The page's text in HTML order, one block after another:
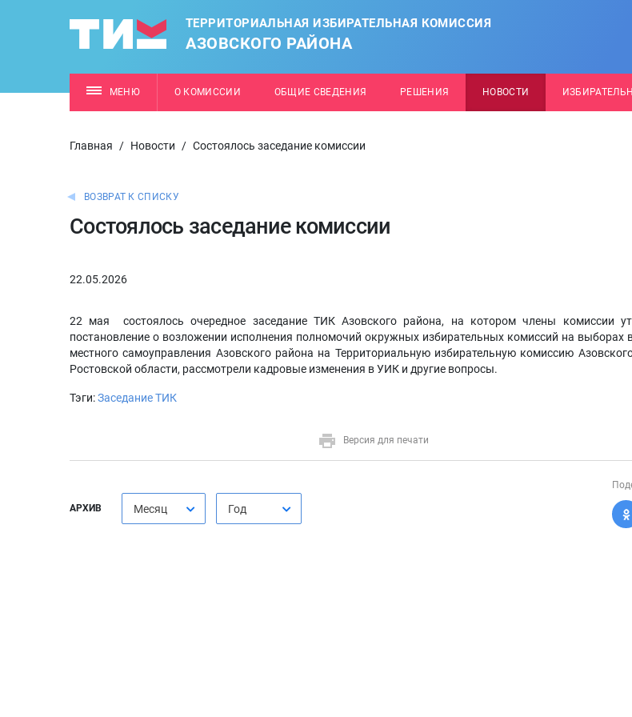
ТЕРРИТОРИАЛЬНАЯ ИЗБИРАТЕЛЬНАЯ КОМИССИЯ
АЗОВСКОГО РАЙОНА
МЕНЮ О КОМИССИИ ОБЩИЕ СВЕДЕНИЯ РЕШЕНИЯ НОВОСТИ
Главная / Новости / Состоялось заседание комиссии
ВОЗВРАТ К СПИСКУ
Состоялось заседание комиссии
22.05.2026
22 мая состоялось очередное заседание ТИК Азовского района, на котором члены комиссии
постановление о возложении исполнения полномочий окружных избирательных комиссий на выборах
местного самоуправления Азовского района на Территориальную избирательную комиссию
Ростовской области, рассмотрели кадровые изменения в УИК и другие вопросы.
Тэги:Заседание ТИК
Версия для печати
АРХИВ Месяц Год